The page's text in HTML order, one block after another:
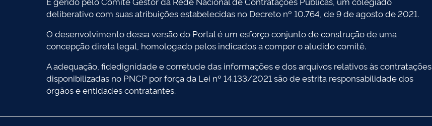
deliberativo com suas atribuições estabelecidas no Decreto nº 10.764, de 9 de agosto de 2021.
O desenvolvimento dessa versão do Portal é um esforço conjunto de construção de uma
concepção direta legal, homologado pelos indicados a compor o aludido comitê.
A adequação, fidedignidade e corretude das informações e dos arquivos relativos às contratações
disponibilizadas no PNCP por força da Lei nº 14.133/2021 são de estrita responsabilidade dos
órgãos e entidades contratantes.